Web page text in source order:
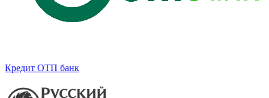
Кредит ОТП банк